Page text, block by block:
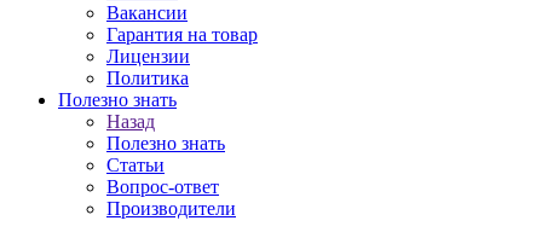
Вакансии
Гарантия на товар
Лицензии
Политика
Полезно знать
Назад
Полезно знать
Статьи
Вопрос-ответ
Производители